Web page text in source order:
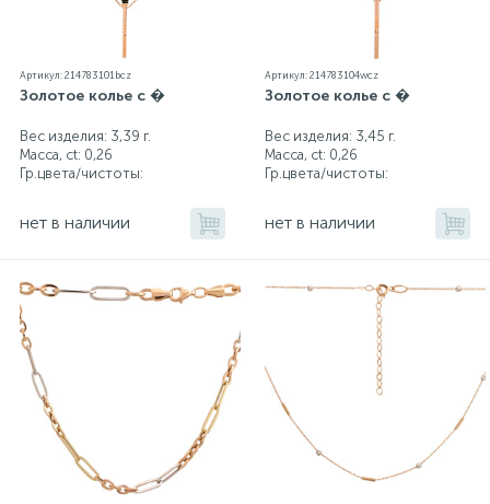
Артикул: 214783101bcz
Золотое колье с �
Вес изделия: 3,39 г.
Масса, ct: 0,26
Гр.цвета/чистоты:
нет в наличии
Артикул: 214783104wcz
Золотое колье с �
Вес изделия: 3,45 г.
Масса, ct: 0,26
Гр.цвета/чистоты:
нет в наличии